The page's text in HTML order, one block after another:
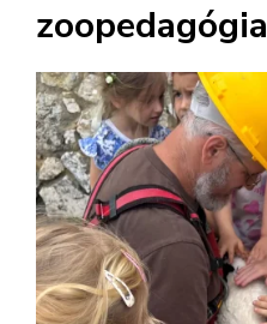
zoopedagógia